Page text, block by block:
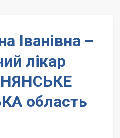
Іванівна –
лікар
область